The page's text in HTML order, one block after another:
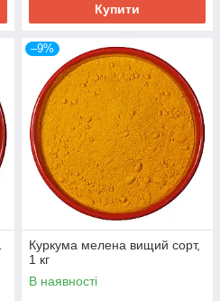
Купити
–9%
Куркума мелена вищий сорт,
1 кг
В наявності